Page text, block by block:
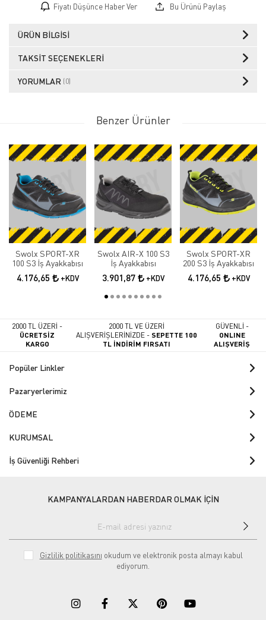
Fiyatı Düşünce Haber Ver Bu Ürünü Paylaş
ÜRÜN BILGISI
TAKSIT SEÇENEKLERI
YORUMLAR (0)
Benzer Ürünler
Swolx SPORT-XR
100 S3 İş Ayakkabısı
4.176,65 +KDV
Swolx AIR-X 100 S3
İş Ayakkabısı
3.901,87 +KDV
Swolx SPORT-XR
200 S3 İş Ayakkabısı
4.176,65 +KDV
2000 TL ÜZERİ -
ÜCRETSİZ
KARGO
2000 TL VE ÜZERİ
ALIŞVERİŞLERİNİZDE -SEPETTE 100
TL İNDİRİM FIRSATI
GÜVENLİ -
ONLINE
ALIŞVERİŞ
Popüler Linkler
Pazaryerlerimiz
ÖDEME
KURUMSAL
İş Güvenliği Rehberi
KAMPANYALARDAN HABERDAR OLMAK İÇİN
Gizlilik politikasını okudum ve elektronik posta almayı kabul
ediyorum.